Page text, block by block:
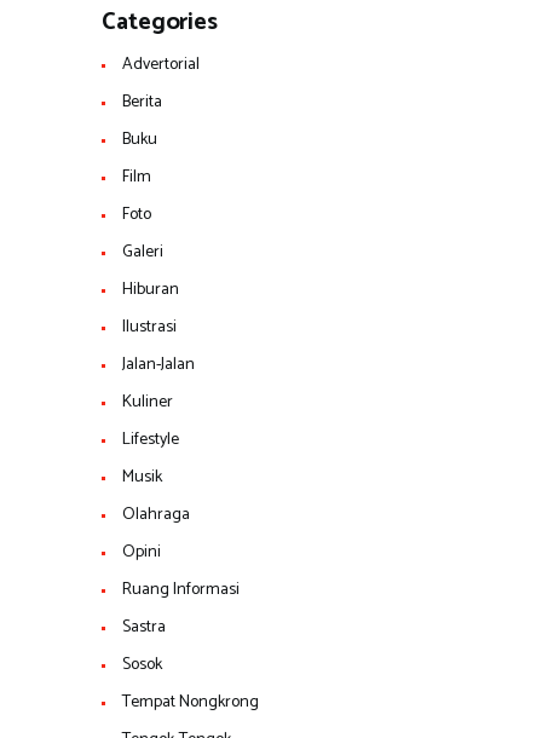
Categories
Advertorial
Berita
Buku
Film
Foto
Galeri
Hiburan
Ilustrasi
Jalan-Jalan
Kuliner
Lifestyle
Musik
Olahraga
Opini
Ruang Informasi
Sastra
Sosok
Tempat Nongkrong